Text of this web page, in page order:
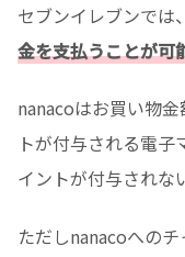
セブンイレブンでは、
金を支払うことが可
nanacoはお買い物
トが付与される電
イントが付与されな
ただしnanacoへの